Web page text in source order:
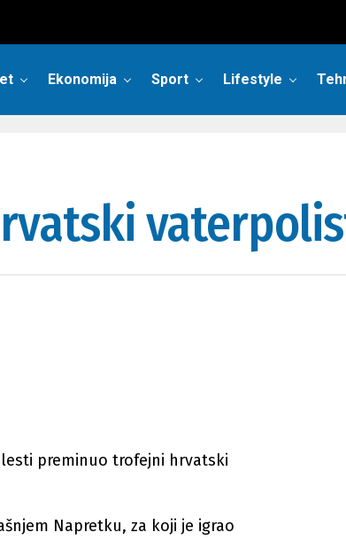
Ekonomija Sport Lifestyle
preminuo trofejni hrvatski
Napretku, za koji je igrao